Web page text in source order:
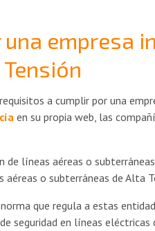
empresa
a cumplir por una
en su propia web, las
de líneas aéreas o
o subterráneas de Alta
que regula a estas
seguridad en líneas eléctricas